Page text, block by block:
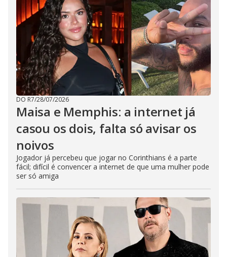
DO R7/28/07/2026
Maisa e Memphis: a internet já
casou os dois, falta só avisar os
noivos
Jogador já percebeu que jogar no Corinthians é a parte
fácil; difícil é convencer a internet de que uma mulher pode
ser só amiga